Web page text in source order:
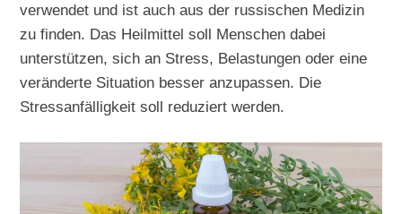
verwendet und ist auch aus der russischen Medizin
zu finden. Das Heilmittel soll Menschen dabei
unterstützen, sich an Stress, Belastungen oder eine
veränderte Situation besser anzupassen. Die
Stressanfälligkeit soll reduziert werden.